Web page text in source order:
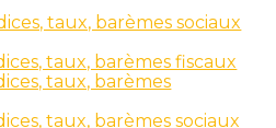
taux, barèmes sociaux
taux, barèmes fiscaux
taux, barèmes
taux, barèmes sociaux